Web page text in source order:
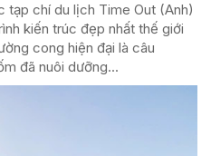
tạp chí du lịch Time Out (Anh)
kiến trúc đẹp nhất thế giới
cong hiện đại là câu
đã nuôi dưỡng...